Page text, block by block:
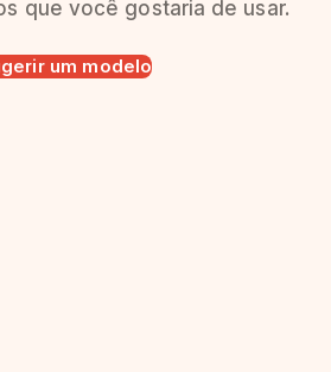
que você gostaria de usar.
um modelo